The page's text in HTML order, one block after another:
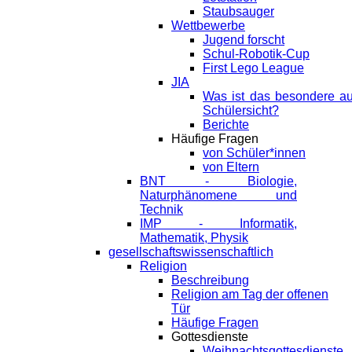
Staubsauger
Wettbewerbe
Jugend forscht
Schul-Robotik-Cup
First Lego League
JIA
Was ist das besondere
Schülersicht?
Berichte
Häufige Fragen
von Schüler*innen
von Eltern
BNT - Biologie,
Naturphänomene und
Technik
IMP - Informatik,
Mathematik, Physik
gesellschaftswissenschaftlich
Religion
Beschreibung
Religion am Tag der offenen
Tür
Häufige Fragen
Gottesdienste